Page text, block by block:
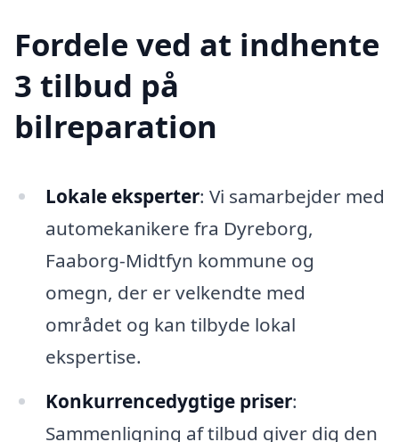
Fordele ved at indhente
3 tilbud på
bilreparation
Lokale eksperter: Vi samarbejder med
automekanikere fra Dyreborg,
Faaborg-Midtfyn kommune og
omegn, der er velkendte med
området og kan tilbyde lokal
ekspertise.
Konkurrencedygtige priser:
Sammenligning af tilbud giver dig den